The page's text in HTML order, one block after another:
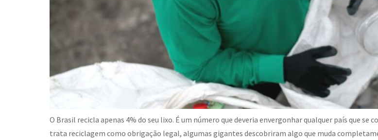
O Brasil recicla apenas 4% do seu lixo. É um número que deveria envergonhar qualquer país que se
trata reciclagem como obrigação legal, algumas gigantes descobriram algo que muda